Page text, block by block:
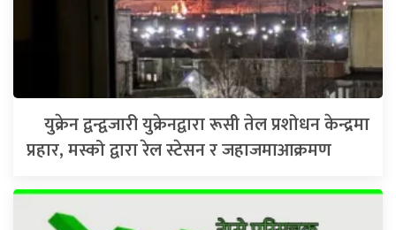
युक्रेन द्वन्द्वजारी युक्रेनद्वारा रूसी तेल प्रशोधन केन्द्रमा
प्रहार, मस्को द्वारा रेल स्टेसन र जहाजमाआक्रमण